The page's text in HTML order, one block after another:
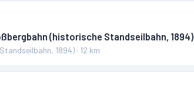
(historische Standseilbahn, 1894)
1894) · 12 km